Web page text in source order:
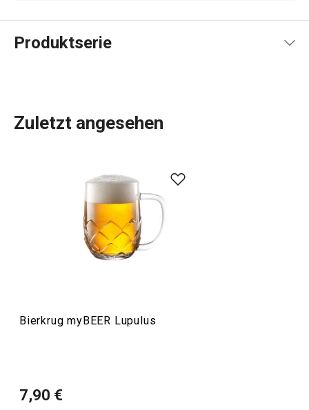
Produktserie
Produktreihe genau das Richtige für Sie. Mit dieser Serie
können Sie Ihr goldenes Lieblingsgetränk stilvoll
genießen. Hier finden SieBiergläser
einem originellen, stilvollen Design.
Zuletzt angesehen
Bierkrug myBEER Lupulus
7,90 €